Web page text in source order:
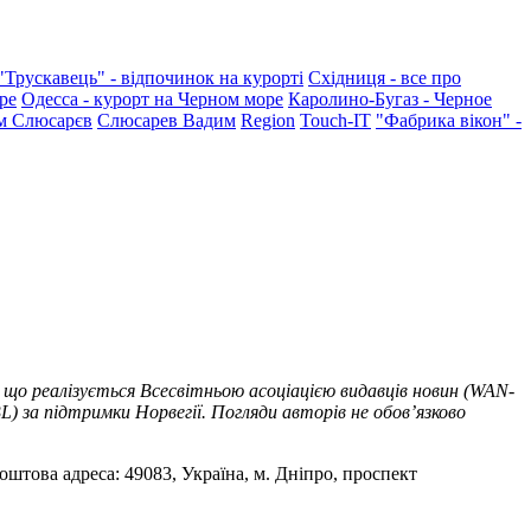
- відпочинок на курорті Східниця - все про
Одесса - курорт на Черном море Каролино-Бугаз - Черное
Слюсарєв Слюсарев Вадим Region Touch-IT "Фабрика вікон" -
Всесвітньою асоціацією видавців новин (WAN-
підтримки Норвегії. Погляди авторів не обов’язково
адреса: 49083, Україна, м. Дніпро, проспект